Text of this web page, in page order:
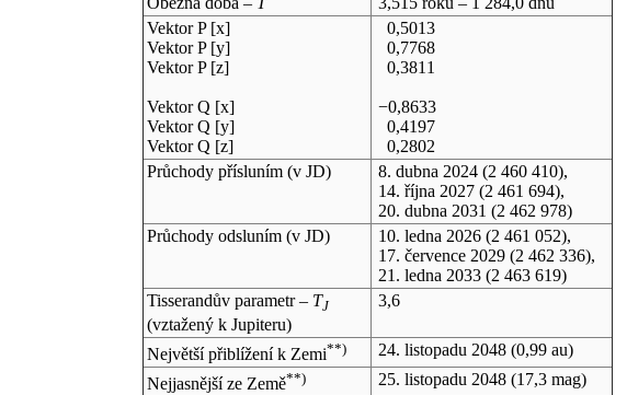
Vektor P [x]
Vektor P [y]
Vektor P [z]
Vektor Q [x]
Vektor Q [y]
Vektor Q [z]
0,5013
0,7768
0,3811
−0,8633
0,4197
0,2802
Průchody přísluním (v JD) 8. dubna 2024(2 460 410),
14. října 2027(2 461 694),
20. dubna 2031 (2 462 978)
Průchody odsluním (v JD) 10. ledna 2026(2 461 052),
17. července 2029(2 462 336),
21. ledna 2033(2 463 619)
Tisserandův parametr – TJ
(vztažený k Jupiteru)
3,6
Největší přiblížení k Zemi**) 24. listopadu 2048(0,99 au)
Nejjasnější ze Země**) 25. listopadu 2048(17,3 mag)